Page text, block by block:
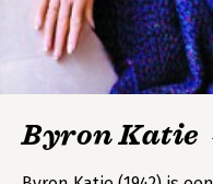
Byron Katie